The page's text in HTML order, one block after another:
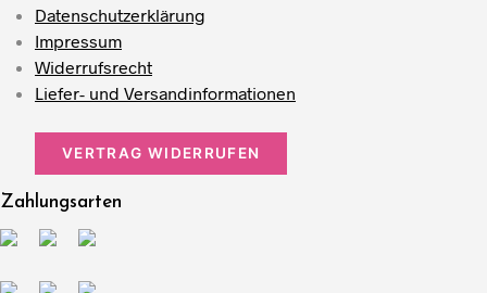
Datenschutzerklärung
Impressum
Widerrufsrecht
Liefer- und Versandinformationen
VERTRAG WIDERRUFEN
Zahlungsarten